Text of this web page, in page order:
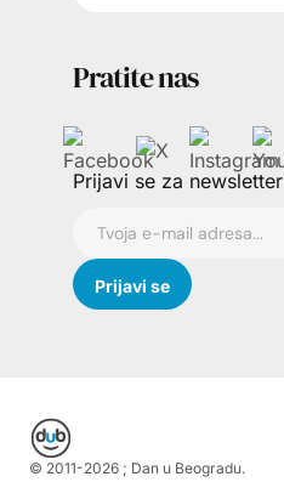
Pratite nas
Prijavi se za newsletter
© 2011-2026 ; Dan u Beogradu.